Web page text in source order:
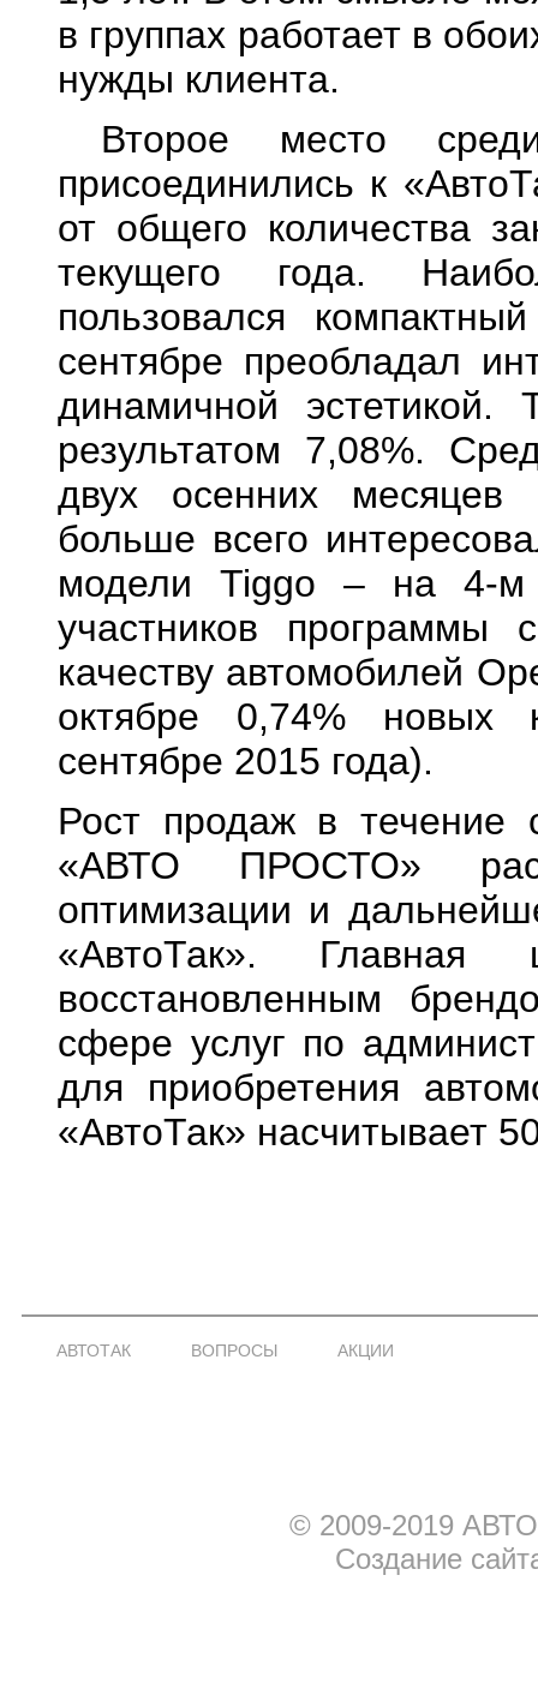
в группах работает в
нужды клиента.
Второе место
присоединились к
от общего количества
текущего года.
пользовался
сентябре преобладал
динамичной
результатом 7,08%.
двух осенних месяцев
больше всего
модели Tiggo – на 4-м
участников
качеству автомобилей
октябре 0,74% новых
сентябре 2015 года).
Рост продаж в течение
«АВТО ПРОСТО»
оптимизации и
«АвтоТак».
восстановленным
сфере услуг по
для приобретения
«АвтоТак» насчитывает
АВТОТАК ВОПРОСЫ АКЦИИ
© 2009-2019
Создание